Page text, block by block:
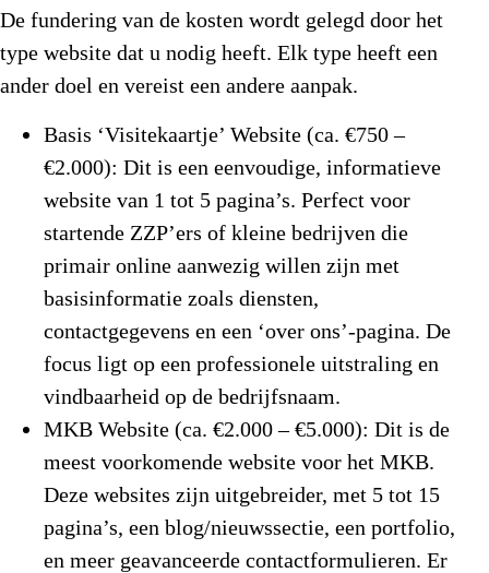
De fundering van de kosten wordt gelegd door het
type website dat u nodig heeft. Elk type heeft een
ander doel en vereist een andere aanpak.
Basis ‘Visitekaartje’ Website (ca. €750 –
€2.000): Dit is een eenvoudige, informatieve
website van 1 tot 5 pagina’s. Perfect voor
startende ZZP’ers of kleine bedrijven die
primair online aanwezig willen zijn met
basisinformatie zoals diensten,
contactgegevens en een ‘over ons’-pagina. De
focus ligt op een professionele uitstraling en
vindbaarheid op de bedrijfsnaam.
MKB Website (ca. €2.000 – €5.000): Dit is de
meest voorkomende website voor het MKB.
Deze websites zijn uitgebreider, met 5 tot 15
pagina’s, een blog/nieuwssectie, een portfolio,
en meer geavanceerde contactformulieren. Er